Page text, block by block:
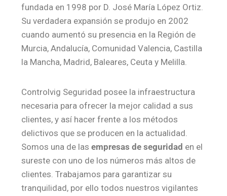
fundada en 1998 por D. José María López Ortiz.
Su verdadera expansión se produjo en 2002
cuando aumentó su presencia en la Región de
Murcia, Andalucía, Comunidad Valencia, Castilla
la Mancha, Madrid, Baleares, Ceuta y Melilla.
Controlvig Seguridad posee la infraestructura
necesaria para ofrecer la mejor calidad a sus
clientes, y así hacer frente a los métodos
delictivos que se producen en la actualidad.
Somos una de las empresas de seguridad en el
sureste con uno de los números más altos de
clientes. Trabajamos para garantizar su
tranquilidad, por ello todos nuestros vigilantes